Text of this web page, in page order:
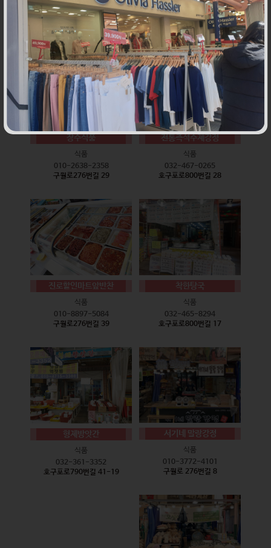
식품
010-9528-3759
구월로276번길 17
032-468-6024
구월로276번길 29
장수식품
식품
010-2638-2358
구월로276번길 29
전통즉석수제강정
식품
032-467-0265
호구포로800번길 28
진로할인마트앞반찬
식품
010-8897-5084
구월로276번길 39
착한탕국
식품
032-465-8294
호구포로800번길 17
형제방앗간
식품
032-361-3352
호구포로790번길 41-19
서기네 말랑강정
식품
010-3772-4101
구월로 276번길 8